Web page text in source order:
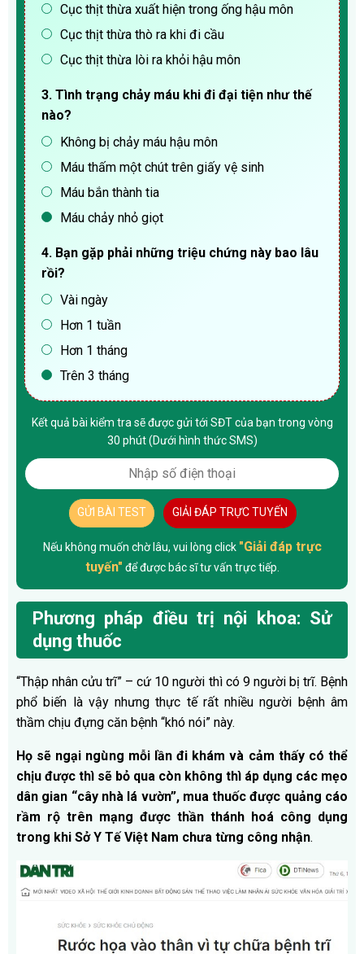
Cục thịt thừa xuất hiện trong ống hậu môn
Cục thịt thừa thò ra khi đi cầu
Cục thịt thừa lòi ra khỏi hậu môn
3. Tình trạng chảy máu khi đi đại tiện như thế
nào?
Không bị chảy máu hậu môn
Máu thấm một chút trên giấy vệ sinh
Máu bắn thành tia
Máu chảy nhỏ giọt
4. Bạn gặp phải những triệu chứng này bao lâu
rồi?
Vài ngày
Hơn 1 tuần
Hơn 1 tháng
Trên 3 tháng
Kết quả bài kiểm tra sẽ được gửi tới SĐT của bạn trong vòng
30 phút (Dưới hình thức SMS)
GỬI BÀI TEST GIẢI ĐÁP TRỰC TUYẾN
Nếu không muốn chờ lâu, vui lòng click "Giải đáp trực
tuyến" để được bác sĩ tư vấn trực tiếp.
Phương pháp điều trị nội khoa: Sử
dụng thuốc
“Thập nhân cửu trĩ” – cứ 10 người thì có 9 người bị trĩ. Bệnh
phổ biến là vậy nhưng thực tế rất nhiều người bệnh âm
thầm chịu đựng căn bệnh “khó nói” này.
Họ sẽ ngại ngùng mỗi lần đi khám và cảm thấy có thể
chịu được thì sẽ bỏ qua còn không thì áp dụng các mẹo
dân gian “cây nhà lá vườn”, mua thuốc được quảng cáo
rầm rộ trên mạng được thần thánh hoá công dụng
trong khi Sở Y Tế Việt Nam chưa từng công nhận.